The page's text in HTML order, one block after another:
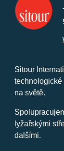
Sitour
technologické
na světě.
lyžařskými
dalšími.